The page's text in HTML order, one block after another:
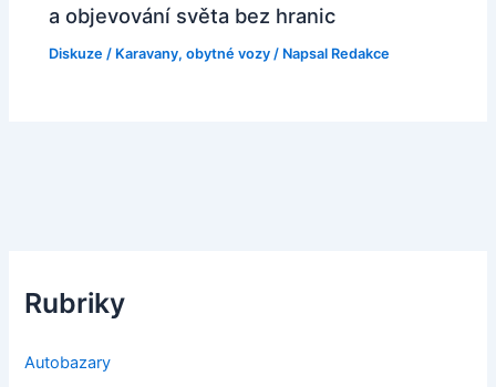
a objevování světa bez hranic
Diskuze / Karavany, obytné vozy / Napsal Redakce
Rubriky
Autobazary